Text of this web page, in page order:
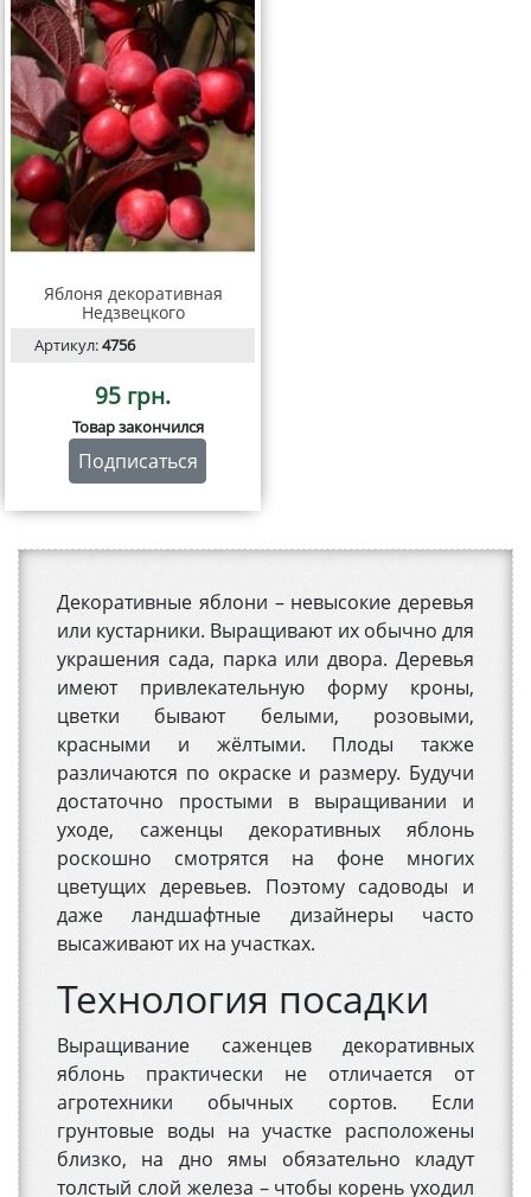
Декоративные яблони – невысокие деревья
или кустарники. Выращивают их обычно для
украшения сада, парка или двора. Деревья
имеют привлекательную форму кроны,
цветки бывают белыми, розовыми,
красными и жёлтыми. Плоды также
различаются по окраске и размеру. Будучи
достаточно простыми в выращивании и
уходе, саженцы декоративных яблонь
роскошно смотрятся на фоне многих
цветущих деревьев. Поэтому садоводы и
даже ландшафтные дизайнеры часто
высаживают их на участках.
Технология посадки
Выращивание саженцев декоративных
яблонь практически не отличается от
агротехники обычных сортов. Если
грунтовые воды на участке расположены
близко, на дно ямы обязательно кладут
толстый слой железа – чтобы корень уходил
Яблоня декоративная
Недзвецкого
Артикул:4756
95 грн.
Товар закончился
Подписаться